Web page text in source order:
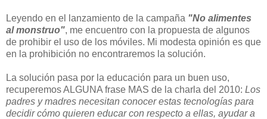
Leyendo en el lanzamiento de la campaña "No alimentes
al monstruo", me encuentro con la propuesta de algunos
de prohibir el uso de los móviles. Mi modesta opinión es que
en la prohibición no encontraremos la solución.
La solución pasa por la educación para un buen uso,
recuperemos ALGUNA frase MAS de la charla del 2010: Los
padres y madres necesitan conocer estas tecnologías para
decidir cómo quieren educar con respecto a ellas, ayudar a